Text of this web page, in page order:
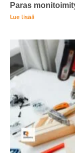
Paras
Lue lisää